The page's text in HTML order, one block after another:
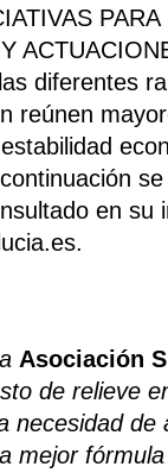
diferentes
reúnen
en su
Asociación
de relieve
necesidad de
mejor